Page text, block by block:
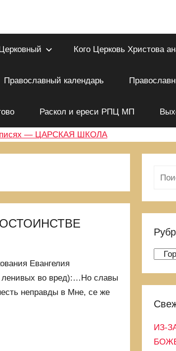
Кого Церковь Христова
Православный календарь
Раскол и ереси РПЦ МП
Евангелия
ленивых во вред):…Но славы
неправды в Мне, се же
й
т
и
б
к
и
ИЗ-